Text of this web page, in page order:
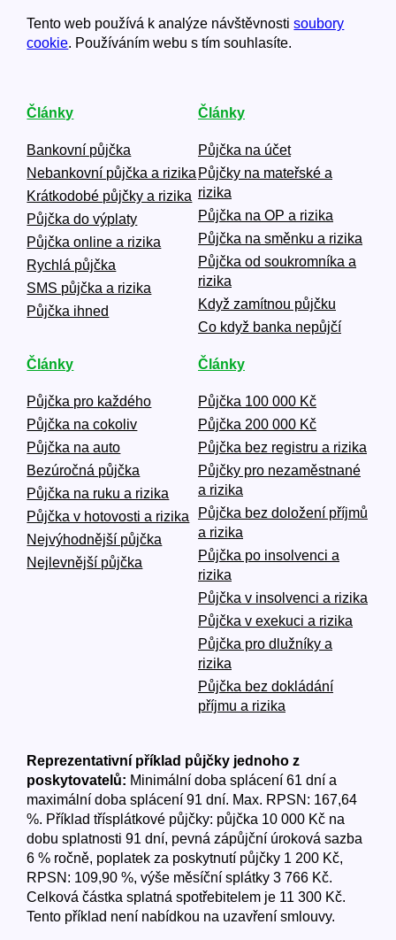
Tento web používá k analýze návštěvnostisoubory
cookie. Používáním webu s tím souhlasíte.
Články
Bankovní půjčka
Nebankovní půjčka a rizika
Krátkodobé půjčky a rizika
Půjčka do výplaty
Půjčka online a rizika
Rychlá půjčka
SMS půjčka a rizika
Půjčka ihned
Články
Půjčka na účet
Půjčky na mateřské a
rizika
Půjčka na OP a rizika
Půjčka na směnku a rizika
Půjčka od soukromníka a
rizika
Když zamítnou půjčku
Co když banka nepůjčí
Články
Půjčka pro každého
Půjčka na cokoliv
Půjčka na auto
Bezúročná půjčka
Půjčka na ruku a rizika
Půjčka v hotovosti a rizika
Nejvýhodnější půjčka
Nejlevnější půjčka
Články
Půjčka 100 000 Kč
Půjčka 200 000 Kč
Půjčka bez registru a rizika
Půjčky pro nezaměstnané
a rizika
Půjčka bez doložení příjmů
a rizika
Půjčka po insolvenci a
rizika
Půjčka v insolvenci a rizika
Půjčka v exekuci a rizika
Půjčka pro dlužníky a
rizika
Půjčka bez dokládání
příjmu a rizika
Reprezentativní příklad půjčky jednoho z
poskytovatelů: Minimální doba splácení 61 dní a
maximální doba splácení 91 dní. Max. RPSN: 167,64
%. Příklad třísplátkové půjčky: půjčka 10 000 Kč na
dobu splatnosti 91 dní, pevná zápůjční úroková sazba
6 % ročně, poplatek za poskytnutí půjčky 1 200 Kč,
RPSN: 109,90 %, výše měsíční splátky 3 766 Kč.
Celková částka splatná spotřebitelem je 11 300 Kč.
Tento příklad není nabídkou na uzavření smlouvy.